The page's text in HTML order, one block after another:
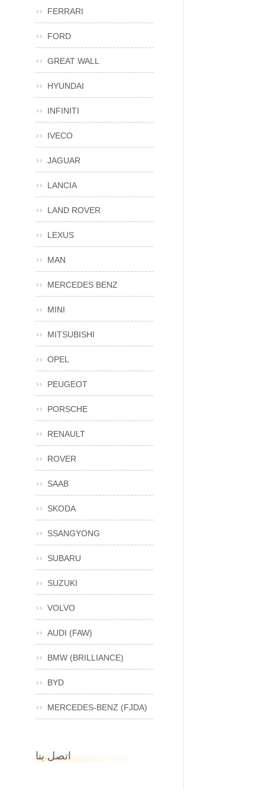
FERRARI
FORD
GREAT WALL
HYUNDAI
INFINITI
IVECO
JAGUAR
LANCIA
LAND ROVER
LEXUS
MAN
MERCEDES BENZ
MINI
MITSUBISHI
OPEL
PEUGEOT
PORSCHE
RENAULT
ROVER
SAAB
SKODA
SSANGYONG
SUBARU
SUZUKI
VOLVO
AUDI (FAW)
BMW (BRILLIANCE)
BYD
MERCEDES-BENZ (FJDA)
اتصل بنا